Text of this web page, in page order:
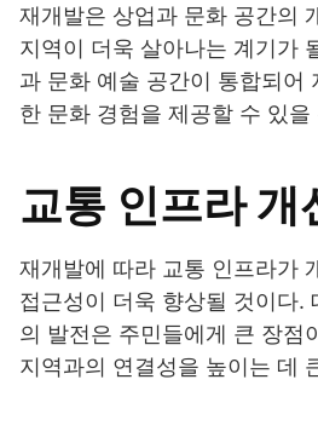
재개발은 상업과 문화 공간의
지역이 더욱 살아나는 계기가
과 문화 예술 공간이 통합되어
한 문화 경험을 제공할 수 있을
교통 인프라 개
재개발에 따라 교통 인프라가
접근성이 더욱 향상될 것이다.
의 발전은 주민들에게 큰 장점
지역과의 연결성을 높이는 데